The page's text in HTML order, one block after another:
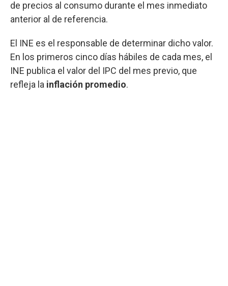
de precios al consumo durante el mes inmediato
anterior al de referencia.
El INE es el responsable de determinar dicho valor.
En los primeros cinco días hábiles de cada mes, el
INE publica el valor del IPC del mes previo, que
refleja la inflación promedio.